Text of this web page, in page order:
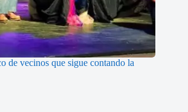
de vecinos que sigue contando la